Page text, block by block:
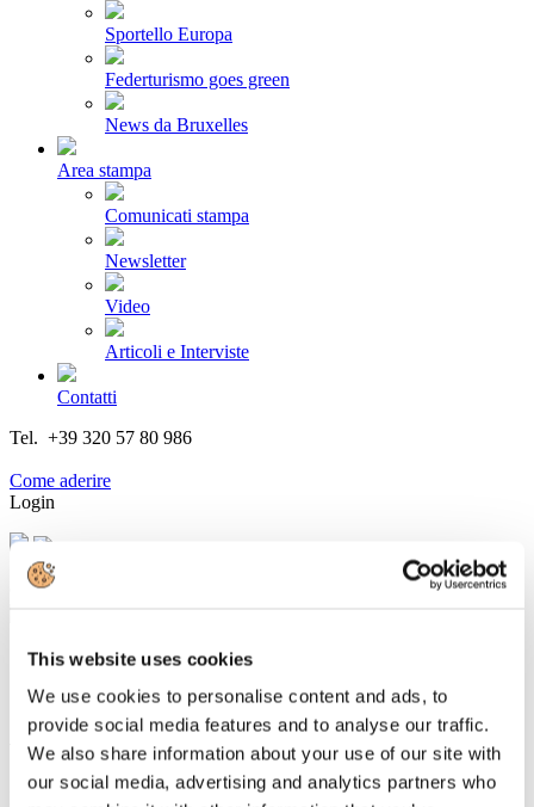
This website uses cookies
We use cookies to personalise content and ads, to
provide social media features and to analyse our traffic.
We also share information about your use of our site with
our social media, advertising and analytics partners who
Sportello Europa
Federturismo goes green
News da Bruxelles
Area stampa
Comunicati stampa
Newsletter
Video
Articoli e Interviste
Contatti
Tel. +39 320 57 80 986
Come aderire
Login
Cerca...
Skyscanner: gli italiani alla ricerca di
viaggi lontani dalla folla